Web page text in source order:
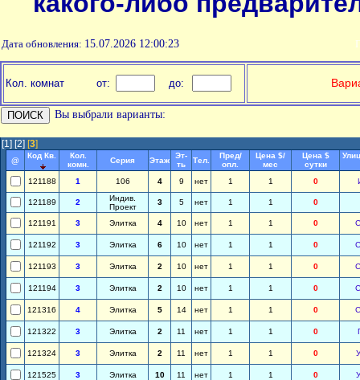
Дата обновления: 15.07.2026 12:00:23
Кол. комнат от: до:
Вы выбрали варианты:
[1] [2] [3]
@
Код Кв.
Кол.
комн.
Серия Этаж
Эт-
ть
Тел.
Пред/
опл.
Цена $/
мес
Цена $
сутки
121188 1 106 4 9 нет 1 1 0
121189 2
Индив.
Проект
3 5 нет 1 1 0
121191 3 Элитка 4 10 нет 1 1 0
121192 3 Элитка 6 10 нет 1 1 0
121193 3 Элитка 2 10 нет 1 1 0
121194 3 Элитка 2 10 нет 1 1 0
121316 4 Элитка 5 14 нет 1 1 0
121322 3 Элитка 2 11 нет 1 1 0
121324 3 Элитка 2 11 нет 1 1 0
121525 3 Элитка 10 11 нет 1 1 0